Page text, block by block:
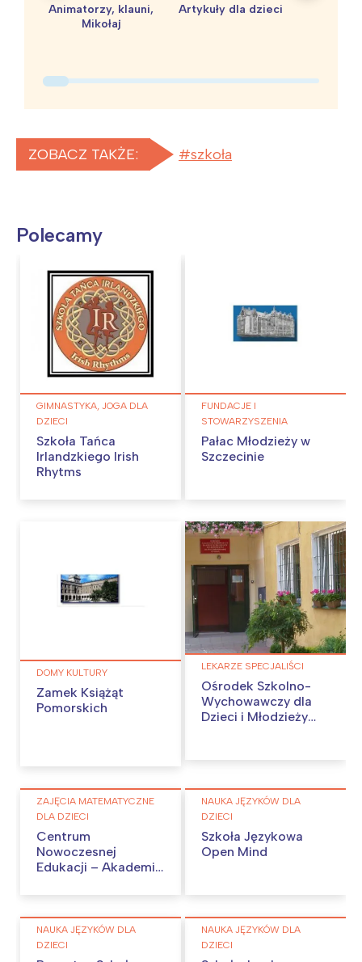
Animatorzy, klauni,
Mikołaj
Artykuły dla dzieci
ZOBACZ TAKŻE: szkoła
Polecamy
GIMNASTYKA, JOGA DLA
DZIECI
Szkoła Tańca
Irlandzkiego Irish
Rhytms
FUNDACJE I
STOWARZYSZENIA
Pałac Młodzieży w
Szczecinie
DOMY KULTURY
Zamek Książąt
Pomorskich
LEKARZE SPECJALIŚCI
Ośrodek Szkolno-
Wychowawczy dla
Dzieci i Młodzieży
ZAJĘCIA MATEMATYCZNE
DLA DZIECI
Centrum
Nowoczesnej
Edukacji – Akademia
NAUKA JĘZYKÓW DLA
DZIECI
Szkoła Językowa
Open Mind
NAUKA JĘZYKÓW DLA
DZIECI
NAUKA JĘZYKÓW DLA
DZIECI